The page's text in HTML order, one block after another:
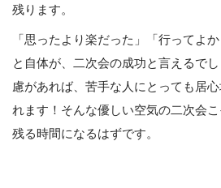
残ります。
「思ったより楽だった」「行ってよ
と自体が、二次会の成功と言えるで
慮があれば、苦手な人にとっても居
れます！そんな優しい空気の二次会
残る時間になるはずです。